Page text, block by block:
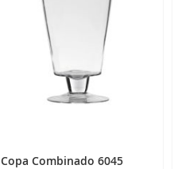
Copa Combinado 6045